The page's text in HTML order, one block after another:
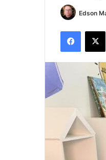
Edson
X